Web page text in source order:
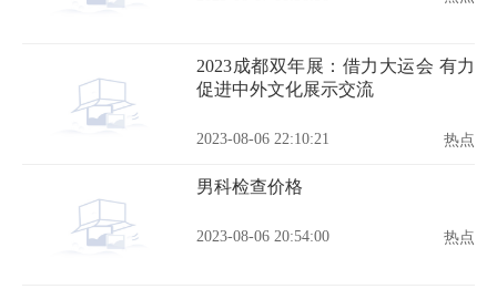
2023成都双年展：借力大运会 有力
促进中外文化展示交流
2023-08-06 22:10:21 热点
男科检查价格
2023-08-06 20:54:00 热点